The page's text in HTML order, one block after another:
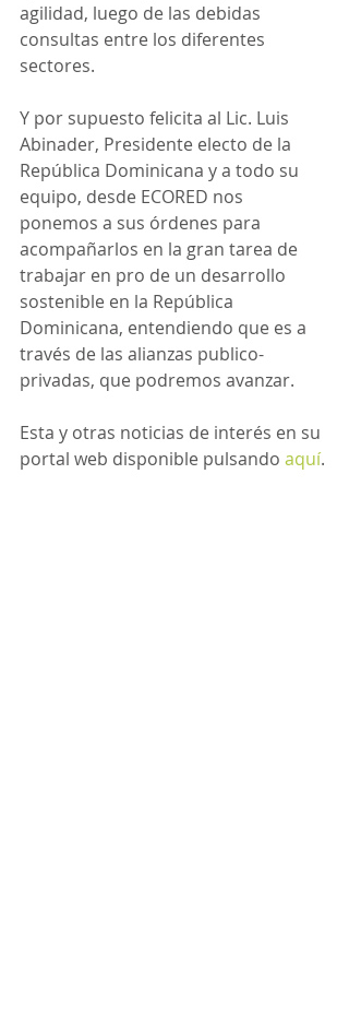
agilidad, luego de las debidas
consultas entre los diferentes
sectores.
Y por supuesto felicita al Lic. Luis
Abinader, Presidente electo de la
República Dominicana y a todo su
equipo, desde ECORED nos
ponemos a sus órdenes para
acompañarlos en la gran tarea de
trabajar en pro de un desarrollo
sostenible en la República
Dominicana, entendiendo que es a
través de las alianzas publico-
privadas, que podremos avanzar.
Esta y otras noticias de interés en su
portal web disponible pulsando aquí.